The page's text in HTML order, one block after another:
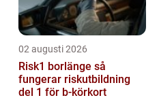
02 augusti 2026
Risk1 borlänge så
fungerar riskutbildning
del 1 för b-körkort